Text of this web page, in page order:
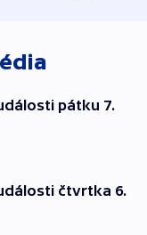
pátku 7.
události čtvrtka 6.